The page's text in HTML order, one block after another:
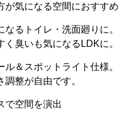
が気になる空間におすすめ
なるトイレ・洗面廻りに
く臭いも気になるLDKに。
ル＆スポットライト仕様
整が自由です。
で空間を演出